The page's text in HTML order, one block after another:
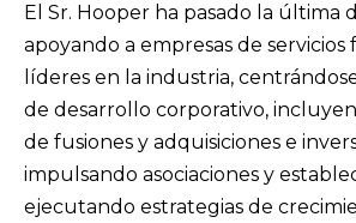
El Sr. Hooper ha pasado la última
apoyando a empresas de
líderes en la industria,
de desarrollo corporativo,
de fusiones y adquisiciones e
impulsando asociaciones y
ejecutando estrategias de